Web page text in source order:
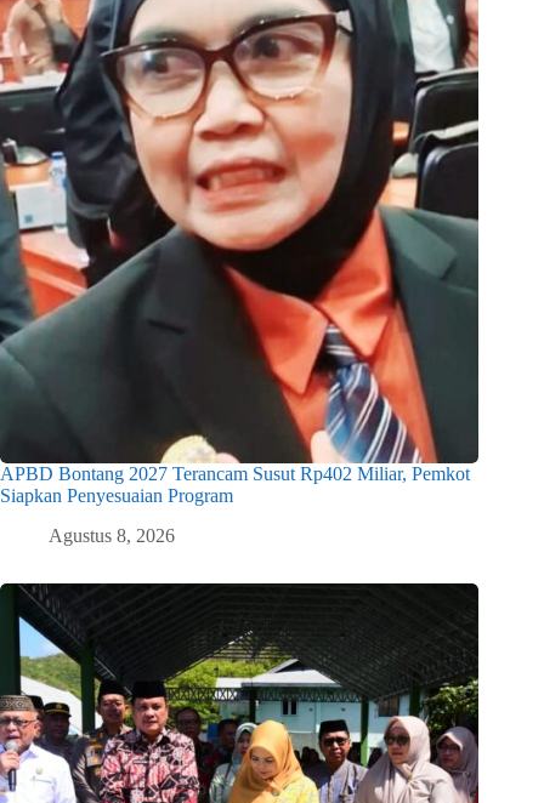
APBD Bontang 2027 Terancam Susut Rp402 Miliar, Pemkot
Siapkan Penyesuaian Program
Agustus 8, 2026